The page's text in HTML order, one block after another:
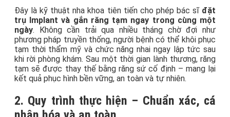
Đây là kỹ thuật nha khoa tiên tiến cho phép bác sĩ đặt
trụ Implant và gắn răng tạm ngay trong cùng một
ngày. Không cần trải qua nhiều tháng chờ đợi như
phương pháp truyền thống, người bệnh có thể khôi phục
tạm thời thẩm mỹ và chức năng nhai ngay lập tức sau
khi rời phòng khám. Sau một thời gian lành thương, răng
tạm sẽ được thay thế bằng răng sứ cố định – mang lại
kết quả phục hình bền vững, an toàn và tự nhiên.
2. Quy trình thực hiện – Chuẩn xác, cá